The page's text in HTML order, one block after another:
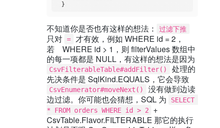
不知道你是否也有这样的想法： 过滤下推
只对 =
才有效，例如 WHERE id = 2，
若 WHERE id > 1，则 filterValues 数组中
的每一项都是 NULL，有这样的想法是因为
CsvFilterableTable#addFilter()
处理的
先决条件是 SqlKind.EQUALS，它会导致
CsvEnumerator#moveNext()
没有做到边读
边过滤。你可能也会猜想，SQL 为
SELECT
* FROM orders WHERE id > 2
+
CsvTable.Flavor.FILTERABLE 那它的执行